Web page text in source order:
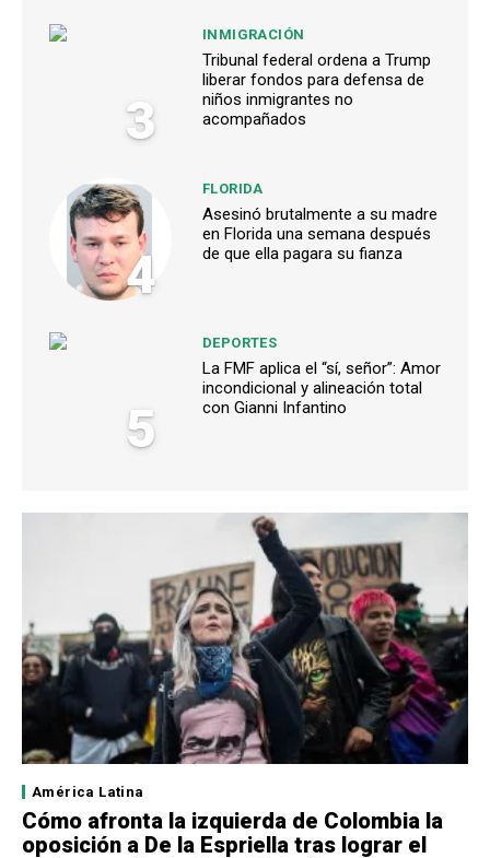
3
INMIGRACIÓN
Tribunal federal ordena a Trump
liberar fondos para defensa de
niños inmigrantes no
acompañados
4
FLORIDA
Asesinó brutalmente a su madre
en Florida una semana después
de que ella pagara su fianza
5
DEPORTES
La FMF aplica el “sí, señor”: Amor
incondicional y alineación total
con Gianni Infantino
América Latina
Cómo afronta la izquierda de Colombia la
oposición a De la Espriella tras lograr el